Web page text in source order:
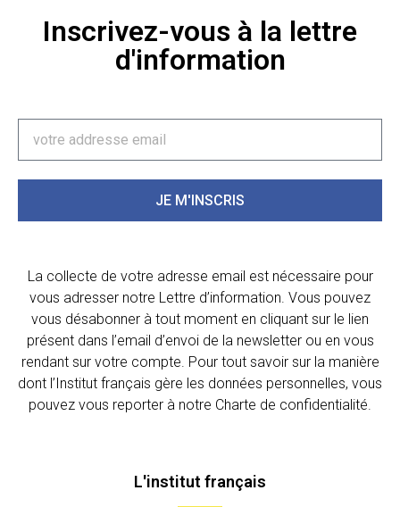
Inscrivez-vous à la lettre
d'information
JE M'INSCRIS
La collecte de votre adresse email est nécessaire pour
vous adresser notre Lettre d’information. Vous pouvez
vous désabonner à tout moment en cliquant sur le lien
présent dans l’email d’envoi de la newsletter ou en vous
rendant sur votre compte. Pour tout savoir sur la manière
dont l’Institut français gère les données personnelles, vous
pouvez vous reporter à notre Charte de confidentialité.
L'institut français